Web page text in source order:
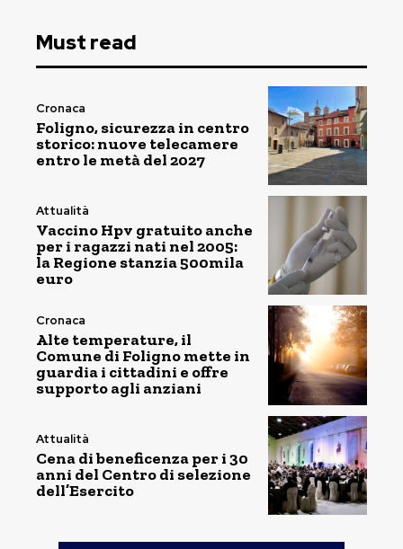
Must read
Cronaca
Foligno, sicurezza in centro
storico: nuove telecamere
entro le metà del 2027
Attualità
Vaccino Hpv gratuito anche
per i ragazzi nati nel 2005:
la Regione stanzia 500mila
euro
Cronaca
Alte temperature, il
Comune di Foligno mette in
guardia i cittadini e offre
supporto agli anziani
Attualità
Cena di beneficenza per i 30
anni del Centro di selezione
dell’Esercito